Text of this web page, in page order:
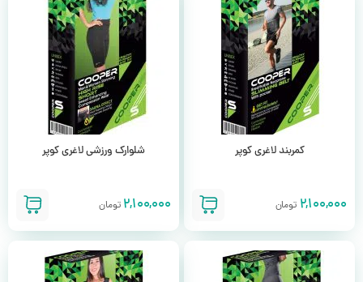
کمربند لاغری کوپر
2,100,000 تومان
شلوارک ورزشی لاغری کوپر
2,100,000 تومان